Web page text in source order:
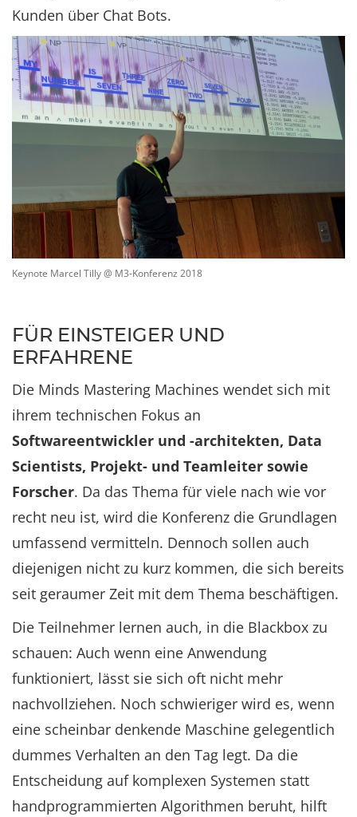
Kunden über Chat Bots.
Keynote Marcel Tilly @ M3-Konferenz 2018
FÜR EINSTEIGER UND
ERFAHRENE
Die Minds Mastering Machines wendet sich mit
ihrem technischen Fokus an
Softwareentwickler und -architekten, Data
Scientists, Projekt- und Teamleiter sowie
Forscher. Da das Thema für viele nach wie vor
recht neu ist, wird die Konferenz die Grundlagen
umfassend vermitteln. Dennoch sollen auch
diejenigen nicht zu kurz kommen, die sich bereits
seit geraumer Zeit mit dem Thema beschäftigen.
Die Teilnehmer lernen auch, in die Blackbox zu
schauen: Auch wenn eine Anwendung
funktioniert, lässt sie sich oft nicht mehr
nachvollziehen. Noch schwieriger wird es, wenn
eine scheinbar denkende Maschine gelegentlich
dummes Verhalten an den Tag legt. Da die
Entscheidung auf komplexen Systemen statt
handprogrammierten Algorithmen beruht, hilft